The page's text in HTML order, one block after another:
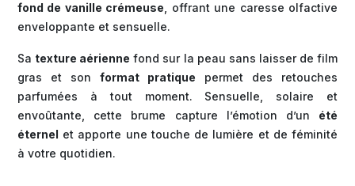
fond de vanille crémeuse , offrant une caresse olfactive
enveloppante et sensuelle.
Sa texture aérienne fond sur la peau sans laisser de film
gras et son format pratique permet des retouches
parfumées à tout moment. Sensuelle, solaire et
envoûtante, cette brume capture l’émotion d’un été
éternel et apporte une touche de lumière et de féminité
à votre quotidien.